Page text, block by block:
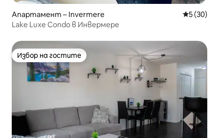
Апартамент – Invermere Средна
5 (30)
Lake Luxe Condo в Инвермере
Избор на гостите
Избор на гостите